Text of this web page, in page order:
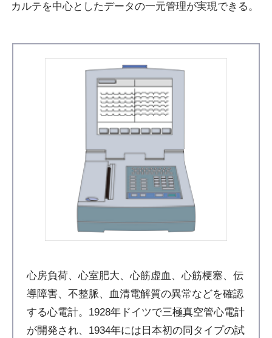
カルテを中心としたデータの一元管理が実現できる。
心房負荷、心室肥大、心筋虚血、心筋梗塞、伝
導障害、不整脈、血清電解質の異常などを確認
する心電計。1928年ドイツで三極真空管心電計
が開発され、1934年には日本初の同タイプの試